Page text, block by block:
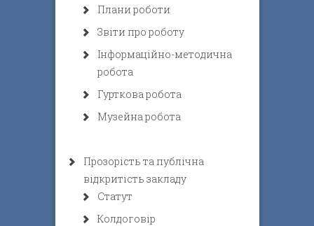
Плани роботи
Звіти про роботу
Інформаційно-методична
робота
Гурткова робота
Музейна робота
Прозорість та публічна
відкритість закладу
Статут
Колдоговір